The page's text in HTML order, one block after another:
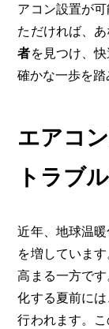
アコン設置が
ただければ、
者を見つけ、
確かな一歩を踏
エアコ
トラブ
近年、地球温
を増していま
高まる一方で
化する夏前に
行われます。